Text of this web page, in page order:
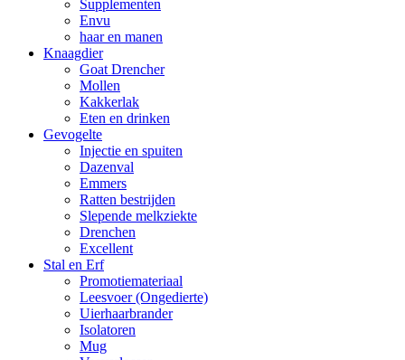
Supplementen
Envu
haar en manen
Knaagdier
Goat Drencher
Mollen
Kakkerlak
Eten en drinken
Gevogelte
Injectie en spuiten
Dazenval
Emmers
Ratten bestrijden
Slepende melkziekte
Drenchen
Excellent
Stal en Erf
Promotiemateriaal
Leesvoer (Ongedierte)
Uierhaarbrander
Isolatoren
Mug